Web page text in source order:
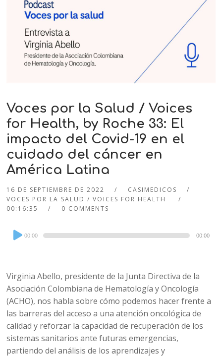
Voces por la Salud / Voices
for Health, by Roche 33: El
impacto del Covid-19 en el
cuidado del cáncer en
América Latina
16 DE SEPTIEMBRE DE 2022
CASIMEDICOS
VOCES POR LA SALUD / VOICES FOR HEALTH
00:16:35
0 COMMENTS
Audio
Player
00:00 00:00
Virginia Abello, presidente de la Junta Directiva de la
Asociación Colombiana de Hematología y Oncología
(ACHO), nos habla sobre cómo podemos hacer frente a
las barreras del acceso a una atención oncológica de
calidad y reforzar la capacidad de recuperación de los
sistemas sanitarios ante futuras emergencias,
partiendo del análisis de los aprendizajes y